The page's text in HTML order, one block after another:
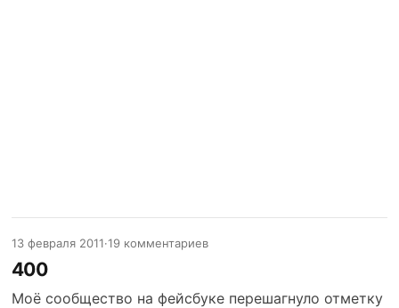
13 февраля 2011·19 комментариев
400
Моё сообщество на фейсбуке перешагнуло отметку